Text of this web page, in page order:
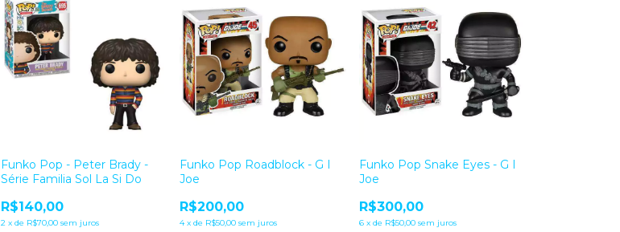
Funko Pop - Peter Brady -
Série Familia Sol La Si Do
R$140,00
2 x de R$70,00 sem juros
Funko Pop Roadblock - G I
Joe
R$200,00
4 xde R$50,00 sem juros
Funko Pop Snake Eyes - G I
Joe
R$300,00
6 x de R$50,00 sem juros